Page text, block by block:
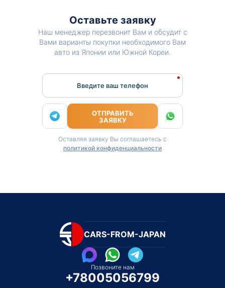
Оставьте заявку
Наш менеджер перезвонит Вам и обсудит с
Вами варианты покупки необходимого Вам
авто из Японии или Южной Кореи.
Введите ваш телефон
ОТПРАВИТЬ
ЗАЯВКУ
Оставляя заявку Вы соглашаетесь с
политикой конфиденциальности
CARS-FROM-JAPAN
Позвоните нам
+78005056799